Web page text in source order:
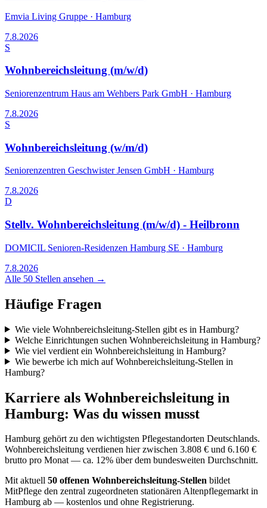
Emvia Living Gruppe · Hamburg
7.8.2026
S
Wohnbereichsleitung (m/w/d)
Seniorenzentrum Haus am Wehbers Park GmbH · Hamburg
7.8.2026
S
Wohnbereichsleitung (w/m/d)
Seniorenzentren Geschwister Jensen GmbH · Hamburg
7.8.2026
D
Stellv. Wohnbereichsleitung (m/w/d) - Heilbronn
DOMICIL Senioren-Residenzen Hamburg SE · Hamburg
7.8.2026
Alle 50 Stellen ansehen →
Häufige Fragen
Wie viele Wohnbereichsleitung-Stellen gibt es in Hamburg?
Welche Einrichtungen suchen Wohnbereichsleitung in Hamburg?
Wie viel verdient ein Wohnbereichsleitung in Hamburg?
Wie bewerbe ich mich auf Wohnbereichsleitung-Stellen in
Hamburg?
Karriere als Wohnbereichsleitung in
Hamburg: Was du wissen musst
Hamburg gehört zu den wichtigsten Pflegestandorten Deutschlands.
Wohnbereichsleitung verdienen hier zwischen 3.808 € und 6.160 €
brutto pro Monat — ca. 12% über dem bundesweiten Durchschnitt.
Mit aktuell 50 offenen Wohnbereichsleitung-Stellen bildet
MitPflege den zentral zugeordneten stationären Altenpflegemarkt in
Hamburg ab — kostenlos und ohne Registrierung.